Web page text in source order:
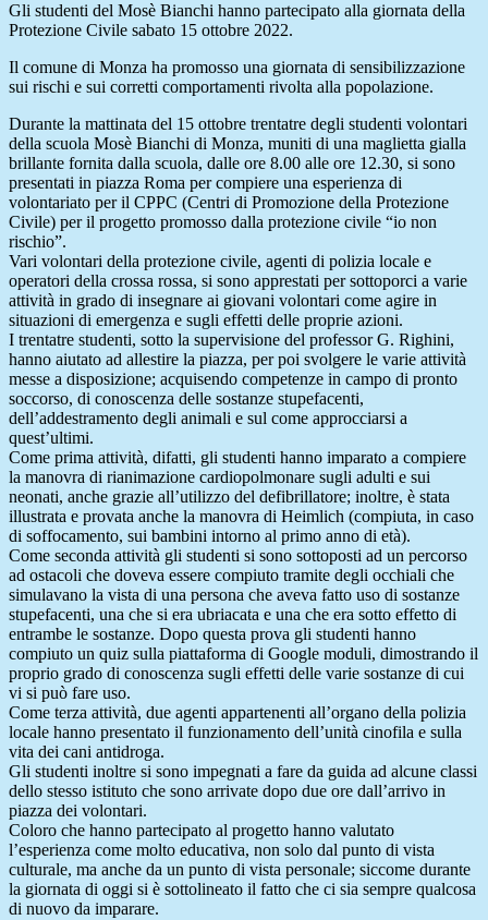
Gli studenti del Mosè Bianchi hanno partecipato alla giornata della
Protezione Civile sabato 15 ottobre 2022.
Il comune di Monza ha promosso una giornata di sensibilizzazione
sui rischi e sui corretti comportamenti rivolta alla popolazione.
Durante la mattinata del 15 ottobre trentatre degli studenti volontari
della scuola Mosè Bianchi di Monza, muniti di una maglietta gialla
brillante fornita dalla scuola, dalle ore 8.00 alle ore 12.30, si sono
presentati in piazza Roma per compiere una esperienza di
volontariato per il CPPC (Centri di Promozione della Protezione
Civile) per il progetto promosso dalla protezione civile “io non
rischio”.
Vari volontari della protezione civile, agenti di polizia locale e
operatori della crossa rossa, si sono apprestati per sottoporci a varie
attività in grado di insegnare ai giovani volontari come agire in
situazioni di emergenza e sugli effetti delle proprie azioni.
I trentatre studenti, sotto la supervisione del professor G. Righini,
hanno aiutato ad allestire la piazza, per poi svolgere le varie attività
messe a disposizione; acquisendo competenze in campo di pronto
soccorso, di conoscenza delle sostanze stupefacenti,
dell’addestramento degli animali e sul come approcciarsi a
quest’ultimi.
Come prima attività, difatti, gli studenti hanno imparato a compiere
la manovra di rianimazione cardiopolmonare sugli adulti e sui
neonati, anche grazie all’utilizzo del defibrillatore; inoltre, è stata
illustrata e provata anche la manovra di Heimlich (compiuta, in caso
di soffocamento, sui bambini intorno al primo anno di età).
Come seconda attività gli studenti si sono sottoposti ad un percorso
ad ostacoli che doveva essere compiuto tramite degli occhiali che
simulavano la vista di una persona che aveva fatto uso di sostanze
stupefacenti, una che si era ubriacata e una che era sotto effetto di
entrambe le sostanze. Dopo questa prova gli studenti hanno
compiuto un quiz sulla piattaforma di Google moduli, dimostrando il
proprio grado di conoscenza sugli effetti delle varie sostanze di cui
vi si può fare uso.
Come terza attività, due agenti appartenenti all’organo della polizia
locale hanno presentato il funzionamento dell’unità cinofila e sulla
vita dei cani antidroga.
Gli studenti inoltre si sono impegnati a fare da guida ad alcune classi
dello stesso istituto che sono arrivate dopo due ore dall’arrivo in
piazza dei volontari.
Coloro che hanno partecipato al progetto hanno valutato
l’esperienza come molto educativa, non solo dal punto di vista
culturale, ma anche da un punto di vista personale; siccome durante
la giornata di oggi si è sottolineato il fatto che ci sia sempre qualcosa
di nuovo da imparare.